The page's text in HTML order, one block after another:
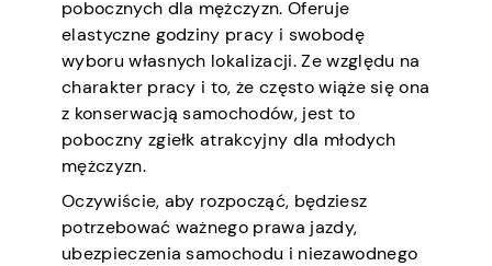
pobocznych dla mężczyzn. Oferuje
elastyczne godziny pracy i swobodę
wyboru własnych lokalizacji. Ze względu na
charakter pracy i to, że często wiąże się ona
z konserwacją samochodów, jest to
poboczny zgiełk atrakcyjny dla młodych
mężczyzn.
Oczywiście, aby rozpocząć, będziesz
potrzebować ważnego prawa jazdy,
ubezpieczenia samochodu i niezawodnego